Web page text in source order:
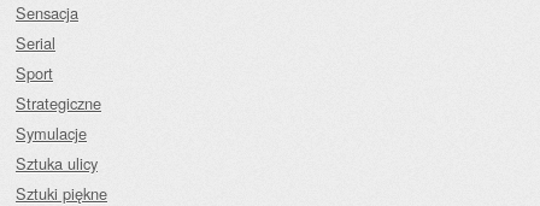
Sensacja
Serial
Sport
Strategiczne
Symulacje
Sztuka ulicy
Sztuki piękne